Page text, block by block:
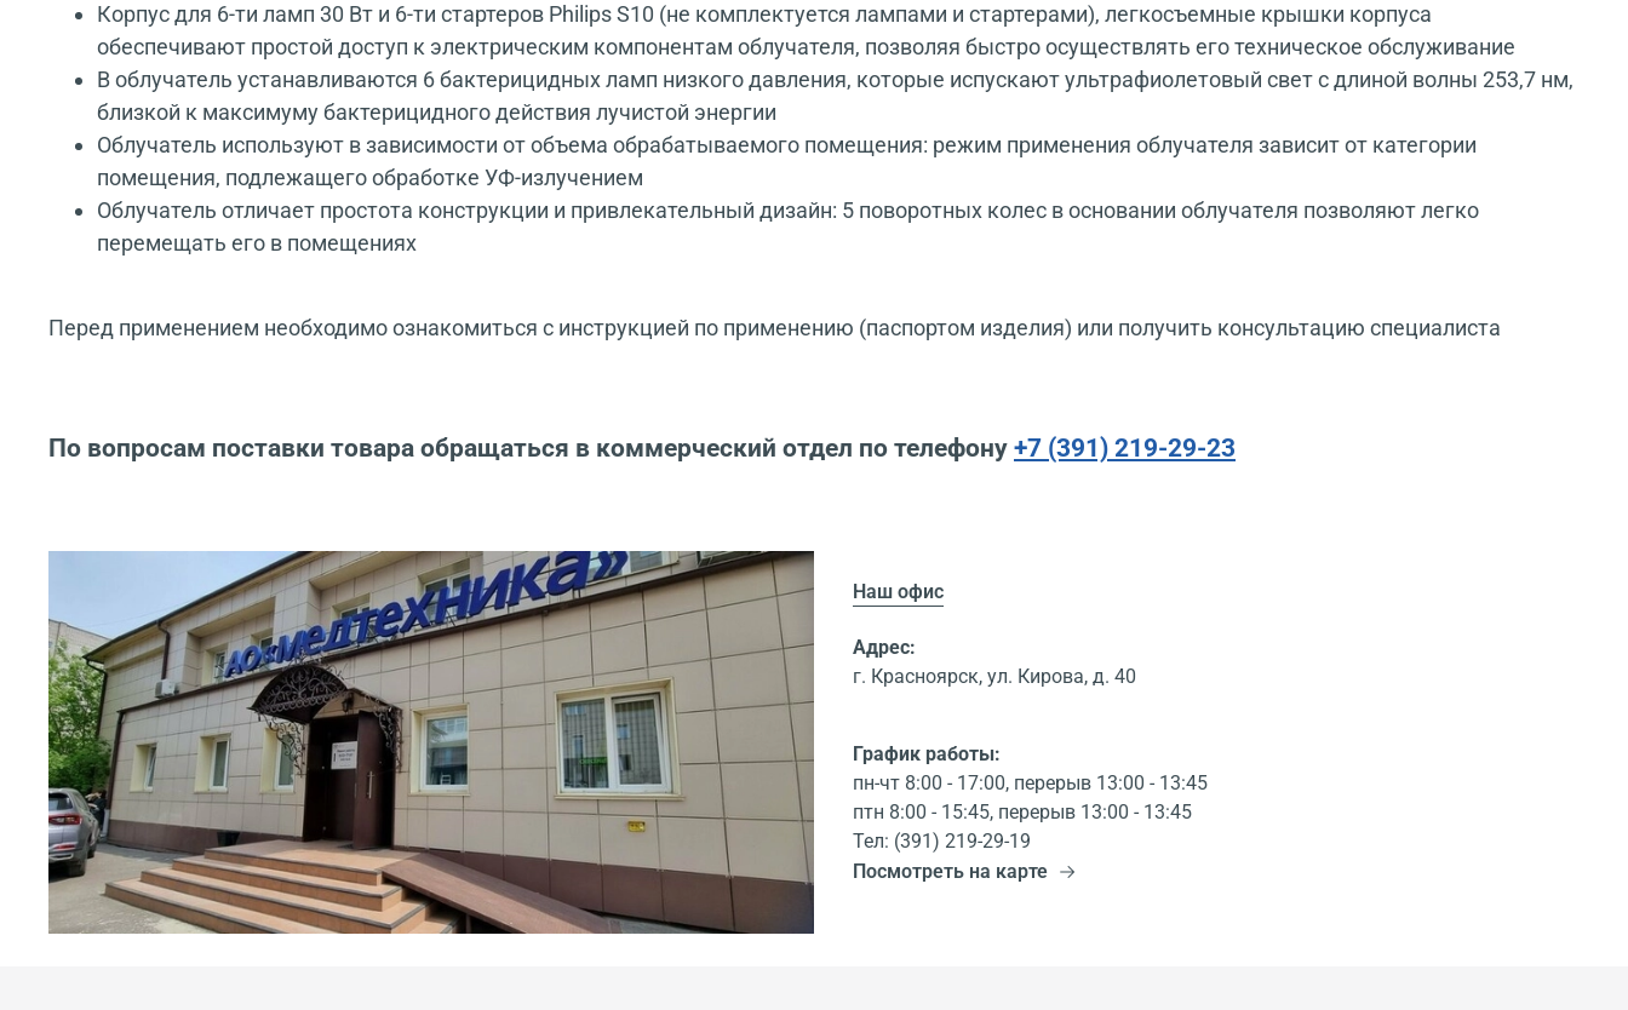
Корпус для 6-ти ламп 30 Вт и 6-ти стартеров Philips S10 (не комплектуется лампами и стартерами), легкосъемные крышки корпуса
обеспечивают простой доступ к электрическим компонентам облучателя, позволяя быстро осуществлять его техническое обслуживание
В облучатель устанавливаются 6 бактерицидных ламп низкого давления, которые испускают ультрафиолетовый свет с длиной волны 253,7 нм,
близкой к максимуму бактерицидного действия лучистой энергии
Облучатель используют в зависимости от объема обрабатываемого помещения: режим применения облучателя зависит от категории
помещения, подлежащего обработке УФ-излучением
Облучатель отличает простота конструкции и привлекательный дизайн: 5 поворотных колес в основании облучателя позволяют легко
перемещать его в помещениях
Перед применением необходимо ознакомиться с инструкцией по применению (паспортом изделия) или получить консультацию специалиста
По вопросам поставки товара обращаться в коммерческий отдел по телефону +7 (391) 219-29-23
Наш офис
Адрес:
г. Красноярск, ул. Кирова, д. 40
График работы:
пн-чт 8:00 - 17:00, перерыв 13:00 - 13:45
птн 8:00 - 15:45, перерыв 13:00 - 13:45
Тел: (391) 219-29-19
Посмотреть на карте